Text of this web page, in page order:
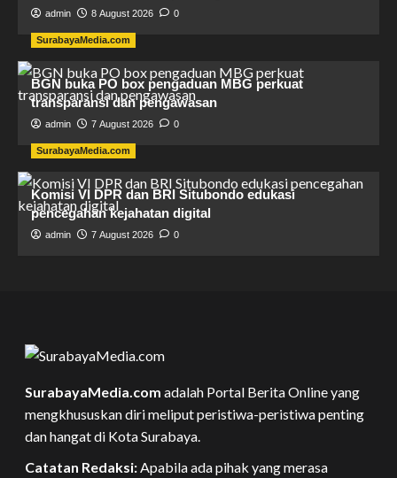
admin 8 August 2026 0
SurabayaMedia.com
BGN buka PO box pengaduan MBG perkuat
transparansi dan pengawasan
admin 7 August 2026 0
SurabayaMedia.com
Komisi VI DPR dan BRI Situbondo edukasi
pencegahan kejahatan digital
admin 7 August 2026 0
SurabayaMedia.com adalah Portal Berita Online yang
mengkhususkan diri meliput peristiwa-peristiwa penting
dan hangat di Kota Surabaya.
Catatan Redaksi:Apabila ada pihak yang merasa